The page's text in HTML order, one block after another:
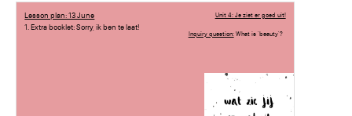
Lesson plan: 13 June
1. Extra booklet: Sorry, ik ben te laat!
Unit 4: Je ziet er goed uit!
Inquiry question:What is 'beauty'?